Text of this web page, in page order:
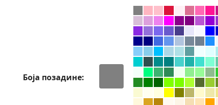
Боја позадине